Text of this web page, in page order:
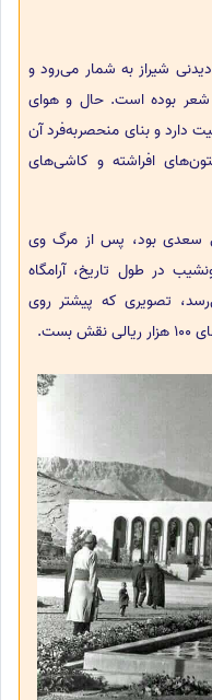
شیراز به شمار می‌رود و
شعر بوده است. حال و هوای
دارد و بنای منحصر‌به‌فرد آن
افراشته و کاشی‌های
سعدی بود، پس از مرگ وی
در طول تاریخ، آرامگاه
تصویری که پیشتر روی